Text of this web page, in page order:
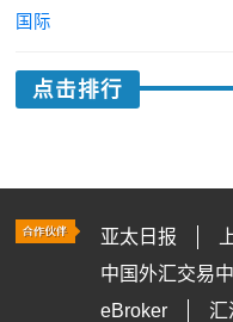
国际
点击排行
亚太日报
中国外汇交易
eBroker
汇